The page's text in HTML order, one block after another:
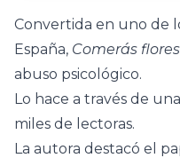
Convertida en uno de
España, Comerás flores
abuso psicológico.
Lo hace a través de
miles de lectoras.
La autora destacó el